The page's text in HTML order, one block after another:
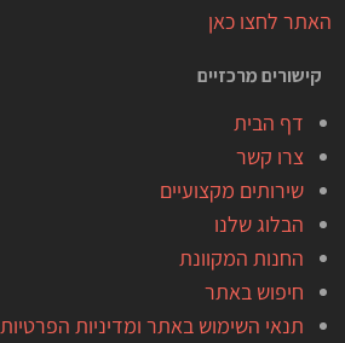
האתר לחצו כאן
קישורים מרכזיים
דף הבית
צרו קשר
שירותים מקצועיים
הבלוג שלנו
החנות המקוונת
חיפוש באתר
תנאי השימוש באתר ומדיניות הפרטיות